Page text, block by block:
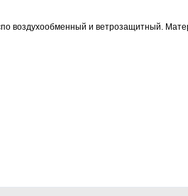
и ветрозащитный.